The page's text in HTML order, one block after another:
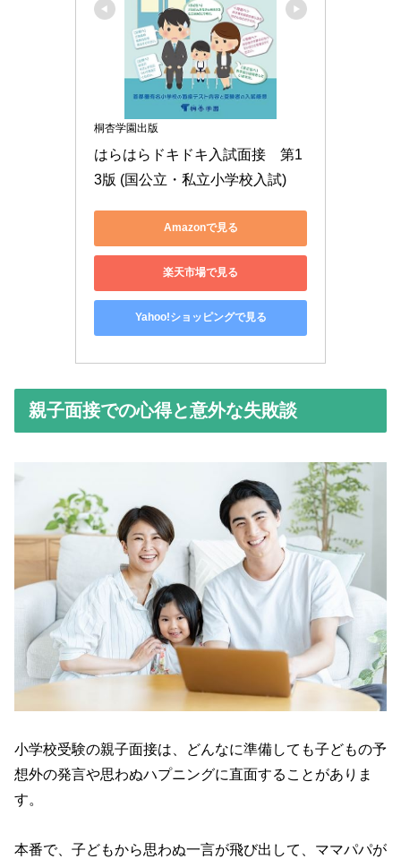
桐杏学園出版
はらはらドキドキ入試面接　第1
3版 (国公立・私立小学校入試)
Amazonで見る
楽天市場で見る
Yahoo!ショッピングで見る
親子面接での心得と意外な失敗談
小学校受験の親子面接は、どんなに準備しても子どもの予
想外の発言や思わぬハプニングに直面することがありま
す。
本番で、子どもから思わぬ一言が飛び出して、ママパパが